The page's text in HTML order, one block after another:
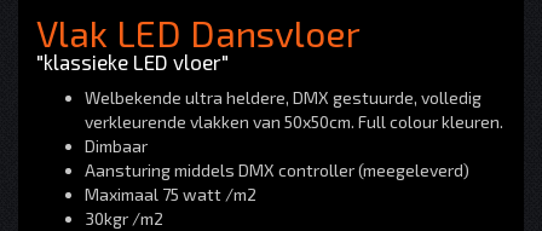
Vlak LED Dansvloer
"klassieke LED vloer"
Welbekende ultra heldere, DMX gestuurde, volledig
verkleurende vlakken van 50x50cm. Full colour kleuren.
Dimbaar
Aansturing middels DMX controller (meegeleverd)
Maximaal 75 watt /m2
30kgr /m2